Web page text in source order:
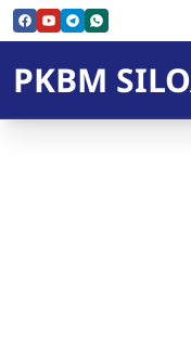
Skip to Content
PKBM